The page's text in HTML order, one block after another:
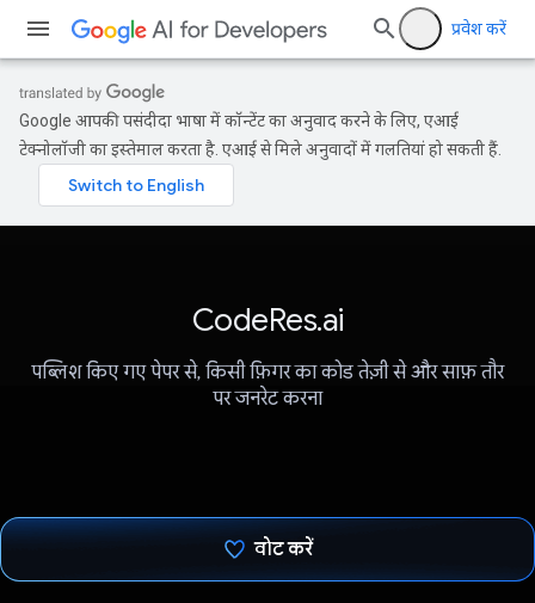
प्रवेश करें
Google आपकी पसंदीदा भाषा में कॉन्टेंट का अनुवाद करने के लिए, एआई
टेक्नोलॉजी का इस्तेमाल करता है. एआई से मिले अनुवादों में गलतियां हो सकती हैं.
CodeRes.ai
पब्लिश किए गए पेपर से, किसी फ़िगर का कोड तेज़ी से और साफ़ तौर
पर जनरेट करना
वोट करें